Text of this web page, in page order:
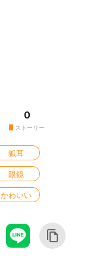
ストーリー
0
狐耳
眼鏡
かわいい